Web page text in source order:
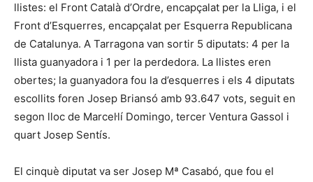
llistes: el Front Català d’Ordre, encapçalat per la Lliga, i el
Front d’Esquerres, encapçalat per Esquerra Republicana
de Catalunya. A Tarragona van sortir 5 diputats: 4 per la
llista guanyadora i 1 per la perdedora. La llistes eren
obertes; la guanyadora fou la d’esquerres i els 4 diputats
escollits foren Josep Briansó amb 93.647 vots, seguit en
segon lloc de Marcel·lí Domingo, tercer Ventura Gassol i
quart Josep Sentís.
El cinquè diputat va ser Josep Mª Casabó, que fou el